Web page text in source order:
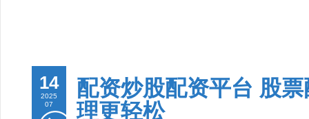
14
2025
07
配资炒股配资平台 股
理更轻松